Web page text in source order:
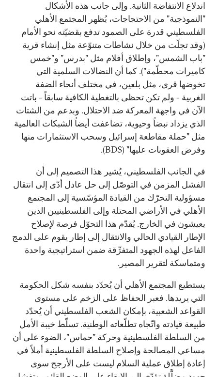
اندلاع الانتفاضة الثانية. وإلى جانب هذه الأشكال
"النموذجية" من الاحتجاجات، يُظهر المجتمع الأهلي
الفلسطيني قدرة على الصمود تدفع بقضيّته نحو الأمام
(وقد تجلّت من خلال نشاطات متنوّعة مثل إنشاء قرية
"باب الشمس"، وإطلاق أفلام مثل "بدرس" و"خمس
كاميرات محطّمة"). كما أن النضالات السلمية التي
تخوضها قرى، مثل بلعين، في مختلف أنحاء الضفة
الغربية - ولم تكن تحظى بالتغطية الكافية سابقاً - باتت
الآن في واجهة المعركة ضد الاحتلال. وبدعم من الشتات
الذي يزداد نبضاً وحيوية، تضاعفت أيضاً الشبكات العالمية
مثل "حملة مقاطعة إسرائيل وسحب الاستثمارات منها
وفرض العقوبات عليها" (BDS).
في الجانب الفلسطيني، يُشير هذا التصميم إلى أن
الفشل المزمن في التوصّل إلى حل عادل أدّى إلى انتقال
مسؤولية التحرّك من القيادة المؤسّسية إلى المجتمع
الأهلي في الأراضي المحتلة وإلى الفلسطينيين الذين
يعيشون في الخارج. يُقدّم هذا التحوّل فرصة لإصلاح
الإطار القيادي الحالي والانتقال إلى إطار يقوم على الدمج
الفاعل لهذه الجهود المتفرِّقة ضمن استراتيجية واحدة
ومتماسكة لتقرير المصير.
يستطيع المجتمع الأهلي أن يُحدّد بنفسه شكل الحكومة
التي يريدها. فعبر الحفاظ على الزخم على مستوى
القواعد الشعبية، بإمكان الشعب الفلسطيني أن يُحدّد
طبيعة قيادته واتّجاه تطلّعاته الوطنية. تسلّط خيبة الأمل
من السلطة الفلسطينية وحركة "حماس"، الضوء على أن
مساعي المصالحة وإصلاح السلطة الفلسطينية أملاً في
إعادة إطلاق عملية السلام ليست على الأرجح سوى